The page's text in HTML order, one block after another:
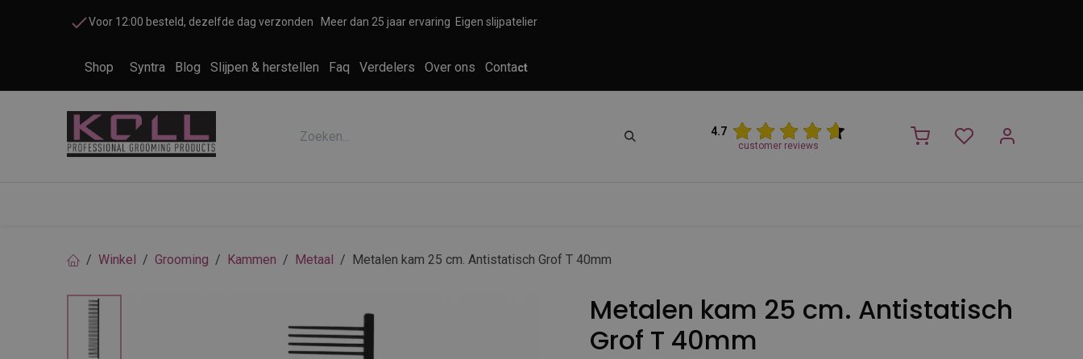
Voor 12:00 besteld, dezelfde dag verzonden Meer dan 25 jaar ervaring Eigen slijpatelier
Shop Syntra Blog Slijpen & herstellen Faq Verdelers Over ons Contact
4.7
customer reviews
Winkel Grooming Kammen Metaal Metalen kam 25 cm. Antistatisch Grof T 40mm
Metalen kam 25 cm. Antistatisch
Grof T 40mm